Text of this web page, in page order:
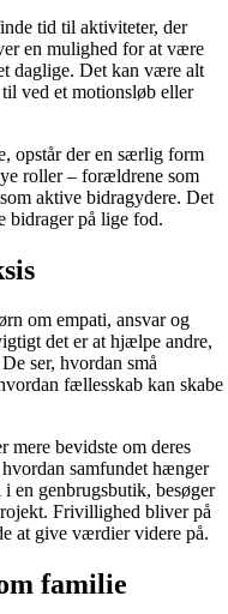
tid til aktiviteter, der
en mulighed for at være
daglige. Det kan være alt
ved et motionsløb eller
opstår der en særlig form
roller – forældrene som
aktive bidragydere. Det
bidrager på lige fod.
om empati, ansvar og
det er at hjælpe andre,
ser, hvordan små
fællesskab kan skabe
mere bevidste om deres
samfundet hænger
en genbrugsbutik, besøger
Frivillighed bliver på
at give værdier videre på.
familie